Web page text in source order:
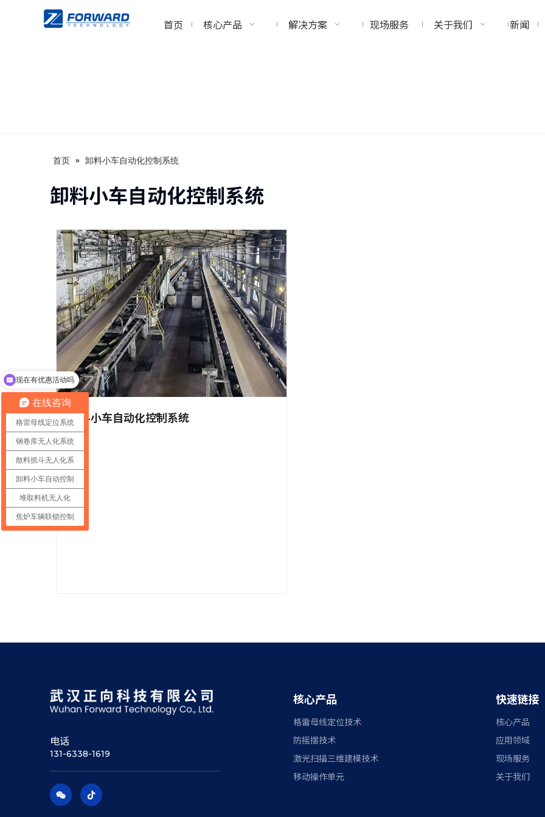
首页 核心产品 解决方案 现场服务 关于我们 新闻
首页 » 卸料小车自动化控制系统
卸料小车自动化控制系统
卸料小车自动化控制系统
电话
131-6338-1619
核心产品
格雷母线定位技术
防摇摆技术
激光扫描三维建模技术
移动操作单元
快速链接
核心产品
应用领域
现场服务
关于我们
在线咨询
格雷母线定位系统
钢卷库无人化系统
散料抓斗无人化系
卸料小车自动控制
堆取料机无人化
焦炉车辆联锁控制
现在有优惠活动吗